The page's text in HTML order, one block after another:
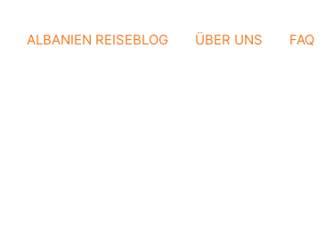
ALBANIEN REISEBLOG ÜBER UNS FAQ